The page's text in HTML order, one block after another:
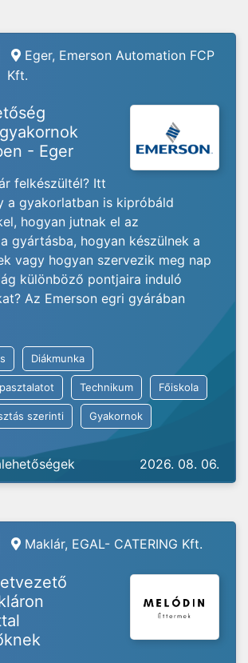
Eger, Emerson Automation FCP
Kft.
- Eger
felkészültél? Itt
a gyakorlatban is kipróbáld
hogyan jutnak el az
gyártásba, hogyan készülnek a
vagy hogyan szervezik meg nap
különböző pontjaira induló
Az Emerson egri gyárában
Diákmunka
Technikum Főiskola
szerinti Gyakornok
2026. 08. 06.
Maklár, EGAL- CATERING Kft.